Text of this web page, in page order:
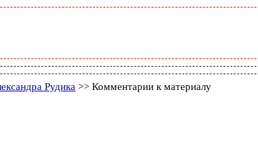
Рудика >> Комментарии к материалу